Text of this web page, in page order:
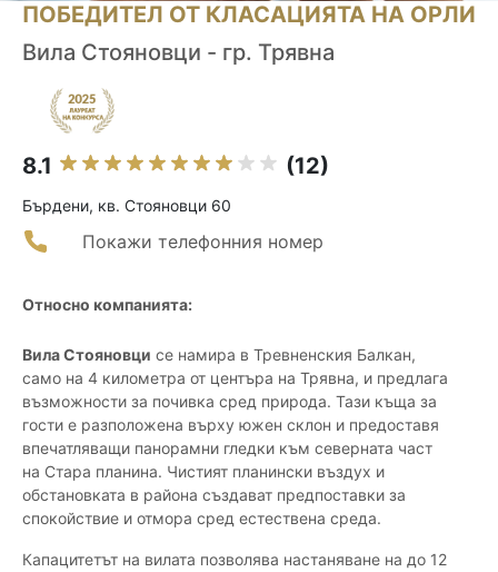
ПОБЕДИТЕЛ ОТ КЛАСАЦИЯТА НА ОРЛИ
Вила Стояновци - гр. Трявна
8.1 (12)
Бърдени, кв. Стояновци 60
Покажи телефонния номер
Относно компанията:
Вила Стояновци се намира в Тревненския Балкан,
само на 4 километра от центъра на Трявна, и предлага
възможности за почивка сред природа. Тази къща за
гости е разположена върху южен склон и предоставя
впечатляващи панорамни гледки към северната част
на Стара планина. Чистият планински въздух и
обстановката в района създават предпоставки за
спокойствие и отмора сред естествена среда.
Капацитетът на вилата позволява настаняване на до 12